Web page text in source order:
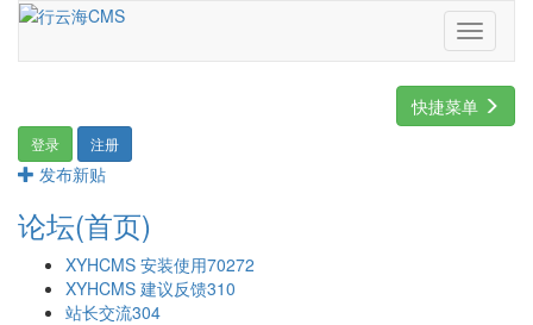
Toggle
快捷菜单
登录 注册
发布新贴
论坛(首页)
XYHCMS 安装使用70272
XYHCMS 建议反馈310
站长交流304